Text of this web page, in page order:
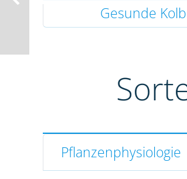
Gesunde
Pflanzenphysiologie